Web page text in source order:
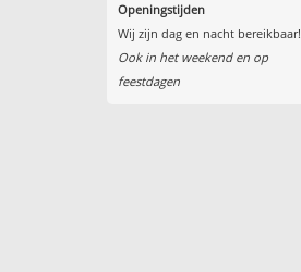
Openingstijden
Wij zijn dag en nacht bereikbaar!
Ook in het weekend en op
feestdagen